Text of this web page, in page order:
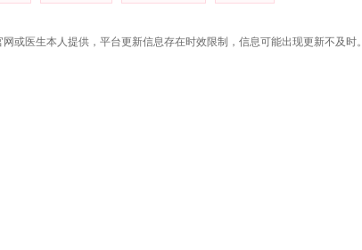
或医生本人提供，平台更新信息存在时效限制，信息可能出现更新不及时。